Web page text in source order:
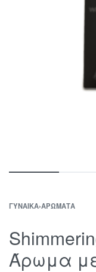
ΓΥΝΑΊΚΑ›ΑΡΏΜΑΤΑ
Άρωμα